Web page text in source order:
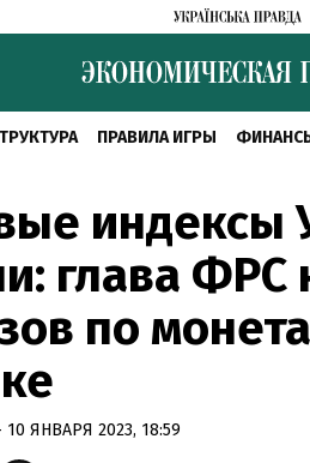
ПРАВИЛА ИГРЫ
индексы
глава ФРС
по
10 ЯНВАРЯ 2023, 18:59